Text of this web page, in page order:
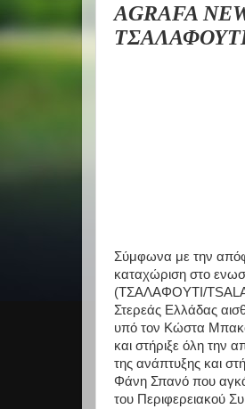
AGRAFA
Σύμφωνα με την
καταχώριση στο
(ΤΣΑΛΑΦΟΥΤΙ/
Στερεάς Ελλάδας
υπό τον Κώστα
και στήριξε όλη την
της ανάπτυξης και
Φάνη Σπανό που
του Περιφερειακού